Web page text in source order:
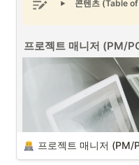
사물 인터넷 (IoT) (출처 :
사물 인터넷 (IoT - Internet
능을 내장하여 무선 인터넷으
넷 기술 발달로 인해 사물 인
무섭게 성장하고 있습니다.
사물 인터넷 IoT 시스템을 구
콘텐츠 (Table
프로젝트 매니저 (PM/
프로젝트 매니저 (PM/